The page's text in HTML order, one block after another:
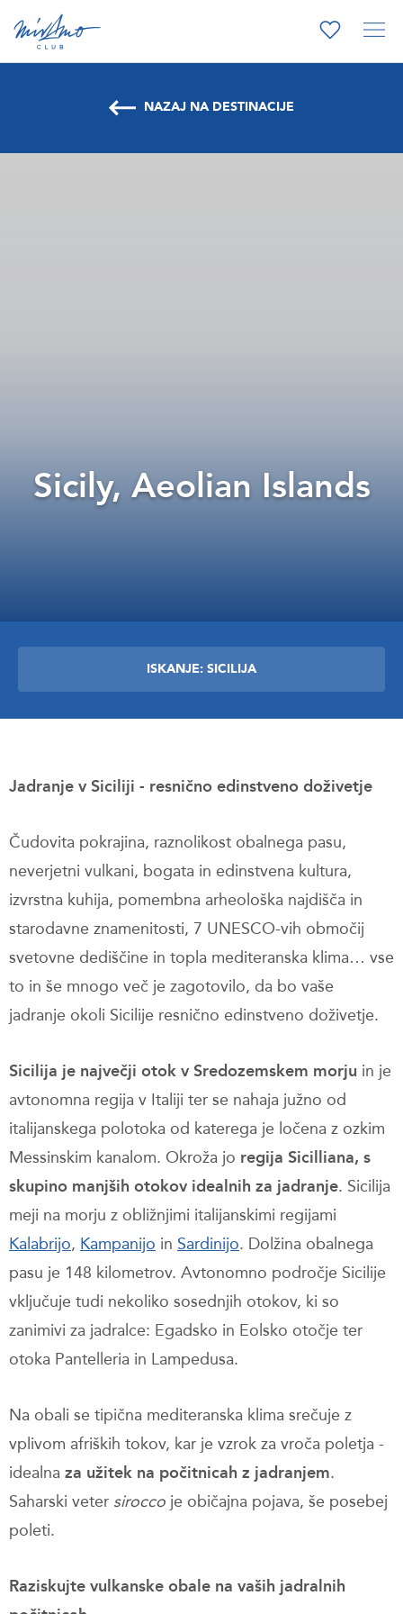
NAZAJ NA DESTINACIJE
Sicily, Aeolian Islands
ISKANJE: SICILIJA
Jadranje v Siciliji - resnično edinstveno doživetje
Čudovita pokrajina, raznolikost obalnega pasu,
neverjetni vulkani, bogata in edinstvena kultura,
izvrstna kuhija, pomembna arheološka najdišča in
starodavne znamenitosti, 7 UNESCO-vih območij
svetovne dediščine in topla mediteranska klima… vse
to in še mnogo več je zagotovilo, da bo vaše
jadranje okoli Sicilije resnično edinstveno doživetje.
Sicilija je največji otok v Sredozemskem morju in je
avtonomna regija v Italiji ter se nahaja južno od
italijanskega polotoka od katerega je ločena z ozkim
Messinskim kanalom. Okroža jo regija Sicilliana, s
skupino manjših otokov idealnih za jadranje. Sicilija
meji na morju z obližnjimi italijanskimi regijami
Kalabrijo, Kampanijo in Sardinijo. Dolžina obalnega
pasu je 148 kilometrov. Avtonomno področje Sicilije
vključuje tudi nekoliko sosednjih otokov, ki so
zanimivi za jadralce: Egadsko in Eolsko otočje ter
otoka Pantelleria in Lampedusa.
Na obali se tipična mediteranska klima srečuje z
vplivom afriških tokov, kar je vzrok za vroča poletja -
idealna za užitek na počitnicah z jadranjem.
Saharski veter sirocco je običajna pojava, še posebej
poleti.
Raziskujte vulkanske obale na vaših jadralnih